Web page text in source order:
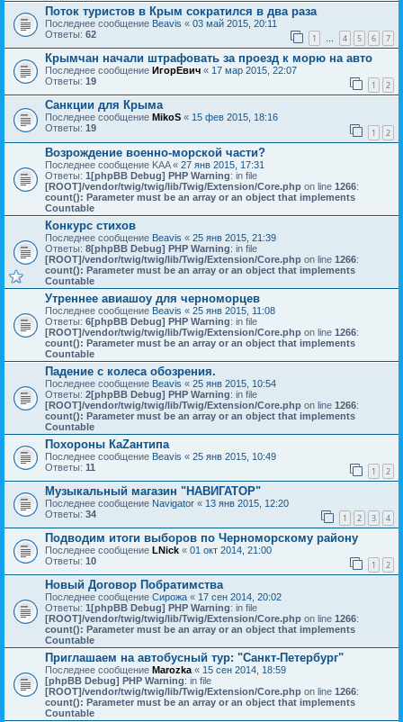
Поток туристов в Крым сократился в два раза
Последнее сообщение Beavis « 03 май 2015, 20:11
Ответы: 62 1 … 4 5 6 7
Крымчан начали штрафовать за проезд к морю на авто
Последнее сообщение ИгорЕвич « 17 мар 2015, 22:07
Ответы: 19 1 2
Санкции для Крыма
Последнее сообщение MikoS « 15 фев 2015, 18:16
Ответы: 19 1 2
Возрождение военно-морской части?
Последнее сообщение KAA« 27 янв 2015, 17:31
Ответы: 1[phpBB Debug] PHP Warning: in file
[ROOT]/vendor/twig/twig/lib/Twig/Extension/Core.php on line 1266:
count(): Parameter must be an array or an object that implements
Countable
Конкурс стихов
Последнее сообщение Beavis « 25 янв 2015, 21:39
Ответы: 8[phpBB Debug] PHP Warning: in file
[ROOT]/vendor/twig/twig/lib/Twig/Extension/Core.php on line 1266:
count(): Parameter must be an array or an object that implements
Countable
Утреннее авиашоу для черноморцев
Последнее сообщение Beavis « 25 янв 2015, 11:08
Ответы: 6[phpBB Debug] PHP Warning: in file
[ROOT]/vendor/twig/twig/lib/Twig/Extension/Core.php on line 1266:
count(): Parameter must be an array or an object that implements
Countable
Падение с колеса обозрения.
Последнее сообщение Beavis « 25 янв 2015, 10:54
Ответы: 2[phpBB Debug] PHP Warning: in file
[ROOT]/vendor/twig/twig/lib/Twig/Extension/Core.php on line 1266:
count(): Parameter must be an array or an object that implements
Countable
Похороны КаZантипа
Последнее сообщение Beavis « 25 янв 2015, 10:49
Ответы: 11 1 2
Музыкальный магазин "НАВИГАТОР"
Последнее сообщение Navigator « 13 янв 2015, 12:20
Ответы: 34 1 2 3 4
Подводим итоги выборов по Черноморскому району
Последнее сообщение LNick « 01 окт 2014, 21:00
Ответы: 10 1 2
Новый Договор Побратимства
Последнее сообщение Сирожа « 17 сен 2014, 20:02
Ответы: 1[phpBB Debug] PHP Warning: in file
[ROOT]/vendor/twig/twig/lib/Twig/Extension/Core.php on line 1266:
count(): Parameter must be an array or an object that implements
Countable
Приглашаем на автобусный тур: "Санкт-Петербург"
Последнее сообщение Marozka « 15 сен 2014, 18:59
[phpBB Debug] PHP Warning: in file
[ROOT]/vendor/twig/twig/lib/Twig/Extension/Core.php on line 1266:
count(): Parameter must be an array or an object that implements
Countable